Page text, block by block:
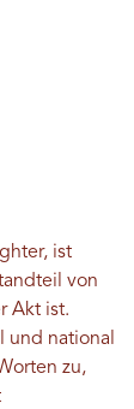
ist
von
Akt ist.
und national
zu,